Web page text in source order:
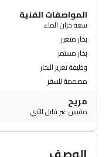
المواصفات الفنية
سعة خزان الماء
بخار متغير
بخار مستمر
وظيفة تعزيز البخار
مصممة للسفر
مريح
مقبس غير قابل للثني